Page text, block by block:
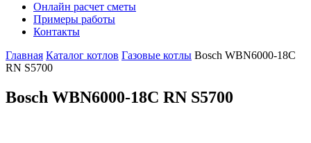
Онлайн расчет сметы
Примеры работы
Контакты
Главная Каталог котлов Газовые котлы Bosch WBN6000-18C
RN S5700
Bosch WBN6000-18C RN S5700